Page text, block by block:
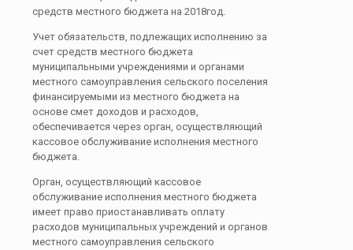
средств местного бюджета на 2018год.
Учет обязательств, подлежащих исполнению за
счет средств местного бюджета
муниципальными учреждениями и органами
местного самоуправления сельского поселения
финансируемыми из местного бюджета на
основе смет доходов и расходов,
обеспечивается через орган, осуществляющий
кассовое обслуживание исполнения местного
бюджета.
Орган, осуществляющий кассовое
обслуживание исполнения местного бюджета
имеет право приостанавливать оплату
расходов муниципальных учреждений и органов
местного самоуправления сельского